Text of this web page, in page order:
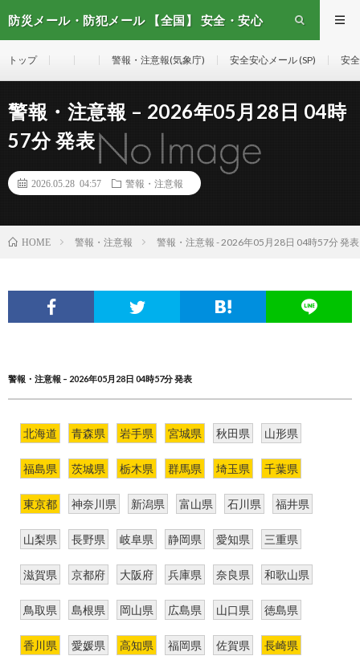
防災メール・防犯メール 【全国】 安全・安心
トップ 警報・注意報(気象庁) 安全安心メール (SP) 安
警報・注意報 – 2026年05月28日 04時
57分 発表
2026.05.28 04:57 警報・注意報
HOME 警報・注意報 警報・注意報 - 2026年05月28日 04時57分 発表
警報・注意報 – 2026年05月28日 04時57分 発表
北海道 青森県 岩手県 宮城県 秋田県 山形県
福島県 茨城県 栃木県 群馬県 埼玉県 千葉県
東京都 神奈川県 新潟県 富山県 石川県 福井県
山梨県 長野県 岐阜県 静岡県 愛知県 三重県
滋賀県 京都府 大阪府 兵庫県 奈良県 和歌山県
鳥取県 島根県 岡山県 広島県 山口県 徳島県
香川県 愛媛県 高知県 福岡県 佐賀県 長崎県